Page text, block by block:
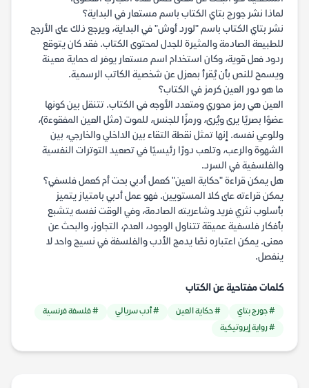
لماذا نشر جورج بتاي الكتاب باسم مستعار في البداية؟
نشر بتاي الكتاب باسم "لورد أوش" في البداية، ويرجع ذلك على الأرجح
للطبيعة الصادمة والمثيرة للجدل لمحتوى الكتاب. فقد كان يتوقع
ردود فعل قوية، وكان استخدام اسم مستعار يوفر له حماية معينة
ويسمح للنص بأن يُقرأ بمعزل عن شخصية الكاتب الرسمية.
ما هو دور العين كرمز في الكتاب؟
العين هي رمز محوري ومتعدد الأوجه في الكتاب. تتنقل بين كونها
عضوًا بصريًا يرى ويُرى، ورمزًا للجنس، للموت (مثل العين المفقوءة)،
وللوعي نفسه. إنها تمثل نقطة التقاء بين الداخلي والخارجي، بين
الشهوة والرعب، وتلعب دورًا رئيسيًا في تصعيد التوترات النفسية
والفلسفية في السرد.
هل يمكن قراءة "حكاية العين" كعمل أدبي بحت أم كعمل فلسفي؟
يمكن قراءته على كلا المستويين. فهو عمل أدبي بامتياز يتميز
بأسلوب نثري فريد وشاعريته الصادمة، وفي الوقت نفسه يتشبع
بأفكار فلسفية عميقة تتناول الوجود، العدم، التجاوز، والبحث عن
معنى. يمكن اعتباره نصًا يدمج الأدب والفلسفة في نسيج واحد لا
ينفصل.
كلمات مفتاحية عن الكتاب
# جورج بتاي # حكاية العين # أدب سريالي
# فلسفة فرنسية
# رواية إيروتيكية